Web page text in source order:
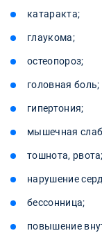
катаракта;
глаукома;
остеопороз;
головная боль;
гипертония;
мышечная
тошнота, рвота;
нарушение
бессонница;
повышение